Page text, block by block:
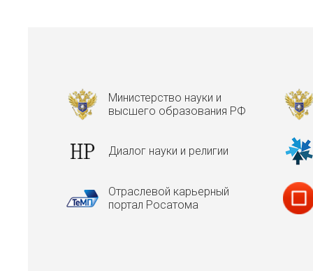
Министерство науки и
высшего образования РФ
Диалог науки и религии
Отраслевой карьерный
портал Росатома